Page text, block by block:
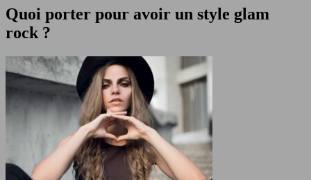
Quoi porter pour avoir un style glam
rock ?